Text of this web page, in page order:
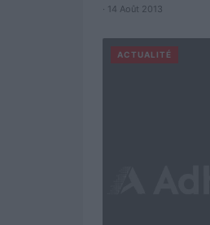
· 14 Août 2013
ACTUALITÉ